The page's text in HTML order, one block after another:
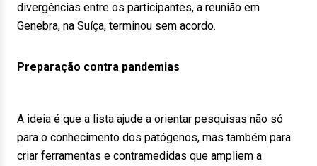
divergências entre os participantes, a reunião em
Genebra, na Suíça, terminou sem acordo.
Preparação contra pandemias
A ideia é que a lista ajude a orientar pesquisas não só
para o conhecimento dos patógenos, mas também para
criar ferramentas e contramedidas que ampliem a